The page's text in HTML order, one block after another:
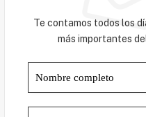
Te contamos todos los
más importantes